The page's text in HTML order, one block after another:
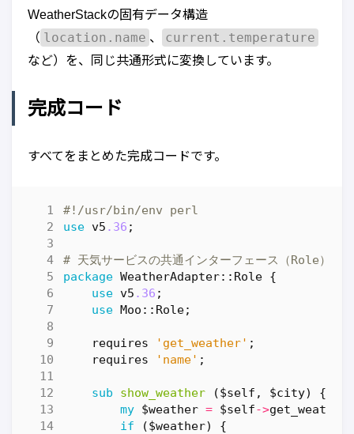
WeatherStackの固有データ構造
（ location.name 、 current.temperature
など）を、同じ共通形式に変換しています。
完成コード
すべてをまとめた完成コードです。
#!/usr/bin/env perl
use v5 .36 ;
# 天気サービスの共通インターフェース（Role）
package WeatherAdapter::Role {
use v5 .36 ;
use Moo::Role;
requires 'get_weather' ;
requires
'name' ;
sub show_weather
($self, $city) {
my $weather = $self->get_weather
if
($weather)
{